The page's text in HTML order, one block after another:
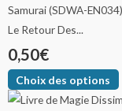
Le Retour Des...
0,50€
Choix des options